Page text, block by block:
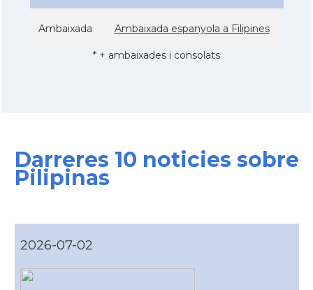
Ambaixada Ambaixada espanyola a Filipines
* + ambaixades i consolats
Darreres 10 noticies sobre
Pilipinas
2026-07-02